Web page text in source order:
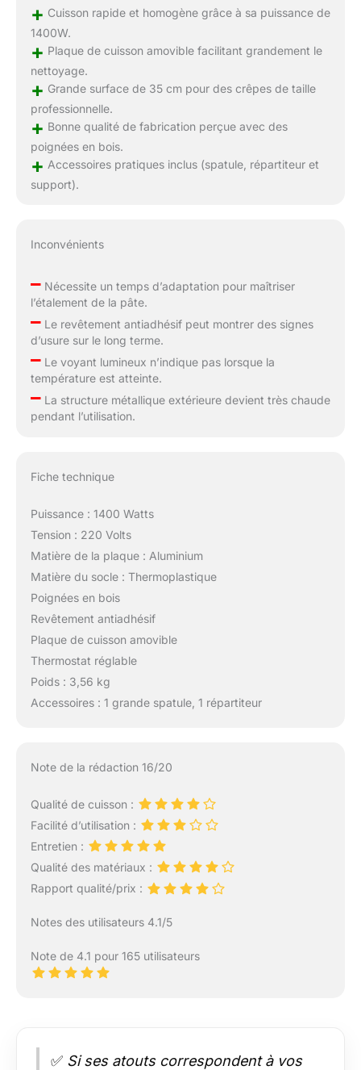
+ Cuisson rapide et homogène grâce à sa puissance de
1400W.
+ Plaque de cuisson amovible facilitant grandement le
nettoyage.
+ Grande surface de 35 cm pour des crêpes de taille
professionnelle.
+ Bonne qualité de fabrication perçue avec des
poignées en bois.
+ Accessoires pratiques inclus (spatule, répartiteur et
support).
Inconvénients
–Nécessite un temps d’adaptation pour maîtriser
l’étalement de la pâte.
–Le revêtement antiadhésif peut montrer des signes
d’usure sur le long terme.
–Le voyant lumineux n’indique pas lorsque la
température est atteinte.
–La structure métallique extérieure devient très chaude
pendant l’utilisation.
Fiche technique
Puissance : 1400 Watts
Tension : 220 Volts
Matière de la plaque : Aluminium
Matière du socle : Thermoplastique
Poignées en bois
Revêtement antiadhésif
Plaque de cuisson amovible
Thermostat réglable
Poids : 3,56 kg
Accessoires : 1 grande spatule, 1 répartiteur
Note de la rédaction 16/20
Qualité de cuisson :
Facilité d’utilisation :
Entretien :
Qualité des matériaux :
Rapport qualité/prix :
Notes des utilisateurs 4.1/5
Note de 4.1 pour 165 utilisateurs
✅ Si ses atouts correspondent à vos